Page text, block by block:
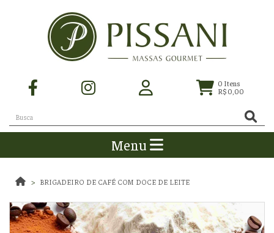
0 Itens
R$ 0,00
Menu
BRIGADEIRO DE CAFÉ COM DOCE DE LEITE